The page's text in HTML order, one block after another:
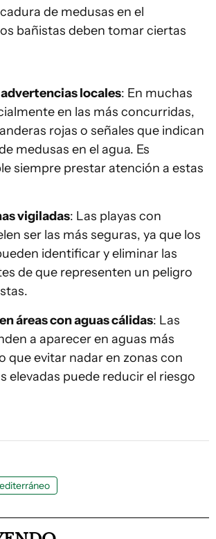
de medusas en el
bañistas deben tomar ciertas
locales: En muchas
en las más concurridas,
rojas o señales que indican
medusas en el agua. Es
siempre prestar atención a estas
vigiladas: Las playas con
ser las más seguras, ya que los
identificar y eliminar las
de que representen un peligro
áreas con aguas cálidas: Las
a aparecer en aguas más
que evitar nadar en zonas con
elevadas puede reducir el riesgo